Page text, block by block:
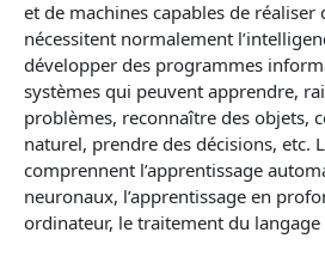
et de machines capables de réaliser
nécessitent normalement
développer des programmes
systèmes qui peuvent apprendre,
problèmes, reconnaître des objets,
naturel, prendre des décisions, etc.
comprennent l’apprentissage
neuronaux, l’apprentissage en
ordinateur, le traitement du langage